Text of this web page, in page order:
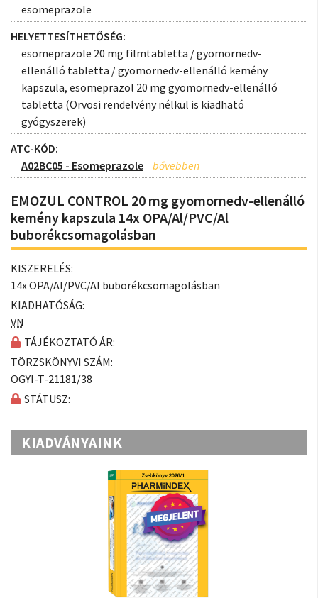
esomeprazole
HELYETTESÍTHETŐSÉG:
esomeprazole 20 mg filmtabletta / gyomornedv-
ellenálló tabletta / gyomornedv-ellenálló kemény
kapszula, esomeprazol 20 mg gyomornedv-ellenálló
tabletta (Orvosi rendelvény nélkül is kiadható
gyógyszerek)
ATC-KÓD:
A02BC05 - Esomeprazole
EMOZUL CONTROL 20 mg gyomornedv-ellenálló
kemény kapszula 14x OPA/Al/PVC/Al
buborékcsomagolásban
KISZERELÉS:
14x OPA/Al/PVC/Al buborékcsomagolásban
KIADHATÓSÁG:
VN
TÁJÉKOZTATÓ ÁR:
TÖRZSKÖNYVI SZÁM:
OGYI-T-21181/38
STÁTUSZ:
KIADVÁNYAINK